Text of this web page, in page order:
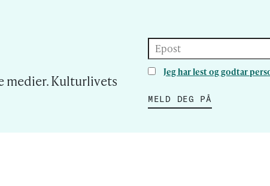
medier. Kulturlivets
Epost
Jeg har lest og godtar
MELD DEG PÅ